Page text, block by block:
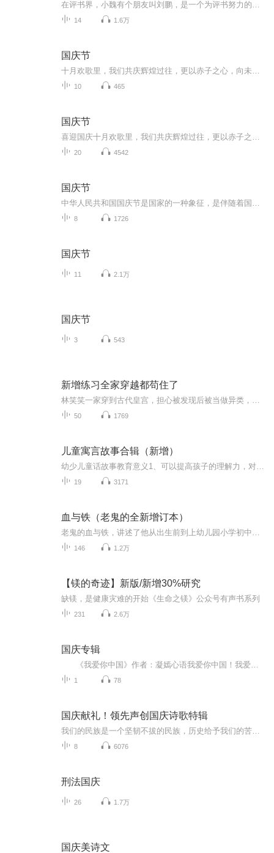
14 1.6万
国庆节
10 465
国庆节
20 4542
国庆节
8 1726
国庆节
11 2.1万
国庆节
3 543
新增练习全家穿越都苟住了
50 1769
儿童寓言故事合辑（新增）
19 3171
血与铁（老鬼的全新增订本）
146 1.2万
【镁的奇迹】新版/新增30%研究
缺镁，是健康灾难的开始《生命之镁》公众号有声书系列
231 2.6万
国庆专辑
1 78
国庆献礼！领先声创国庆诗歌特辑
8 6076
刑法国庆
26 1.7万
国庆美诗文